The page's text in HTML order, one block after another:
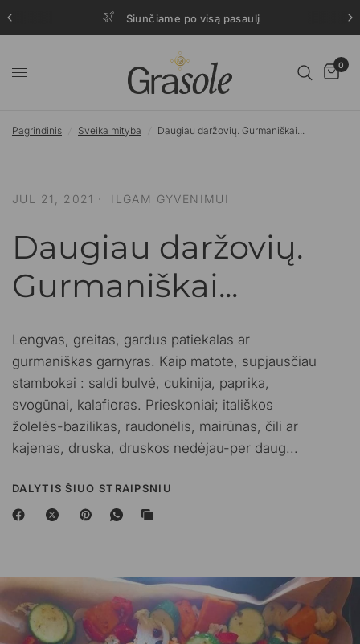
Siunčiame po visą pasaulį
0
Pagrindinis Sveika mityba Daugiau daržovių. Gurmaniškai...
JUL 21, 2021 ILGAM GYVENIMUI
Daugiau daržovių.
Gurmaniškai...
Lengvas, greitas, gardus patiekalas ar
gurmaniškas garnyras. Kaip matote, supjausčiau
stambokai : saldi bulvė, cukinija, paprika,
svogūnai, kalafioras. Prieskoniai; itališkos
žolelės-bazilikas, raudonėlis, mairūnas, čili ar
kajenas, druska, druskos nedėjau-per daug...
DALYTIS ŠIUO STRAIPSNIU